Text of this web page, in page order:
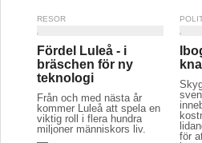
RESOR
Fördel Luleå - i
bräschen för ny
teknologi
Från och med nästa år
kommer Luleå att spela en
viktig roll i flera hundra
miljoner människors liv.
för